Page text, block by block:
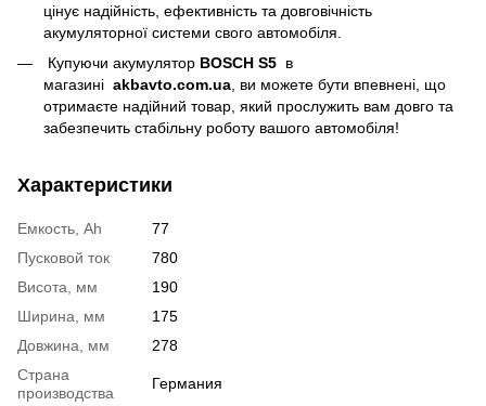
цінує надійність, ефективність та довговічність
акумуляторної системи свого автомобіля.
Купуючи акумулятор BOSCH S5 в
магазині akbavto.com.ua , ви можете бути впевнені, що
отримаєте надійний товар, який прослужить вам довго та
забезпечить стабільну роботу вашого автомобіля!
Характеристики
Емкость, Ah
77
Пусковой ток
780
Висота, мм
190
Ширина, мм
175
Довжина, мм
278
Страна
производства
Германия